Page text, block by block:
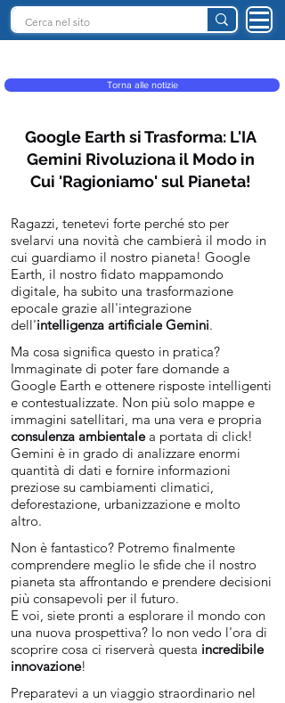
Torna alle notizie
Google Earth si Trasforma: L'IA
Gemini Rivoluziona il Modo in
Cui 'Ragioniamo' sul Pianeta!
Ragazzi, tenetevi forte perché sto per
svelarvi una novità che cambierà il modo in
cui guardiamo il nostro pianeta! Google
Earth, il nostro fidato mappamondo
digitale, ha subito una trasformazione
epocale grazie all'integrazione
dell'intelligenza artificiale Gemini.
Ma cosa significa questo in pratica?
Immaginate di poter fare domande a
Google Earth e ottenere risposte intelligenti
e contestualizzate. Non più solo mappe e
immagini satellitari, ma una vera e propria
consulenza ambientalea portata di click!
Gemini è in grado di analizzare enormi
quantità di dati e fornire informazioni
preziose su cambiamenti climatici,
deforestazione, urbanizzazione e molto
altro.
Non è fantastico? Potremo finalmente
comprendere meglio le sfide che il nostro
pianeta sta affrontando e prendere decisioni
più consapevoli per il futuro.
E voi, siete pronti a esplorare il mondo con
una nuova prospettiva? Io non vedo l'ora di
scoprire cosa ci riserverà questa incredibile
innovazione!
Preparatevi a un viaggio straordinario nel